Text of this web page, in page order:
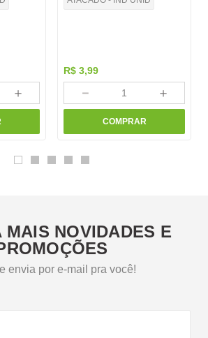
＋
R$ 3,99
＋
－
COMPRAR
MAIS NOVIDADES E
envia por e-mail pra você!